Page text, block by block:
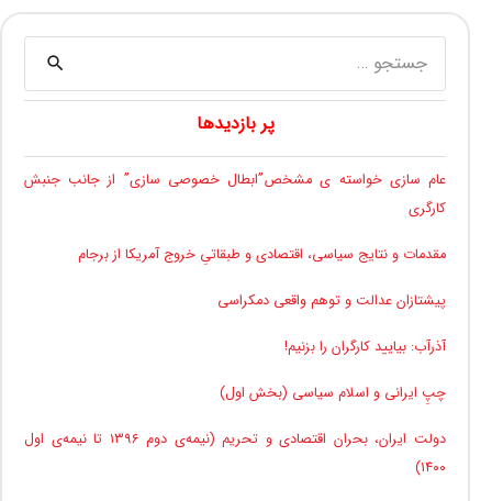
برای:
پر بازدیدها
عام سازی خواسته ی مشخص”ابطال خصوصی سازی” از جانب جنبش
کارگری
مقدمات و نتایج سیاسی، اقتصادی و طبقاتیِ خروج آمریکا از برجام
پیشتازان عدالت و توهم واقعی دمکراسی
آذرآب: بیایید کارگران را بزنیم!
چپِ ایرانی و اسلام سیاسی (بخش اول)
دولت ایران، بحران اقتصادی و تحریم (نیمه‌ی دوم ۱۳۹۶ تا نیمه‌ی اول
۱۴۰۰)